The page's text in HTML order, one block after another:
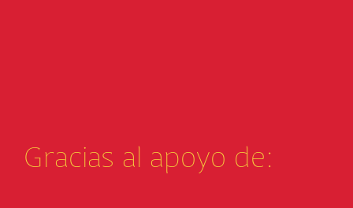
Gracias al apoyo de: